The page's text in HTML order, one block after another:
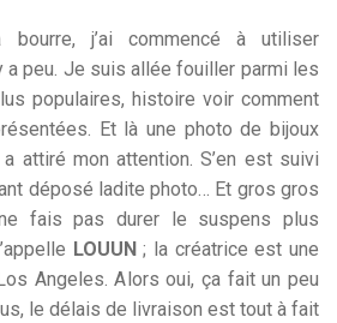
j’ai commencé à utiliser
a peu. Je suis allée fouiller parmi les
populaires, histoire voir comment
Et là une photo de bijoux
attiré mon attention. S’en est suivi
déposé ladite photo… Et gros gros
fais pas durer le suspens plus
LOUUN; la créatrice est une
Angeles. Alors oui, ça fait un peu
le délais de livraison est tout à fait